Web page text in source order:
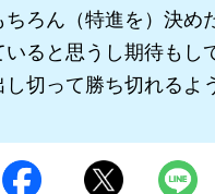
ろん（特進を）決め
いると思うし期待もし
し切って勝ち切れるよ